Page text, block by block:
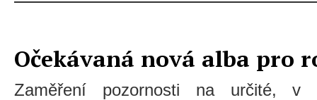
Očekávaná nová alba pro
Zaměření pozornosti na určité, v